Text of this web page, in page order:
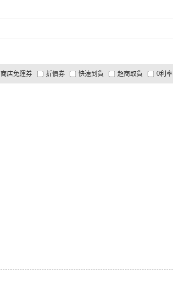
折價券
有影片
商品有量 電視購物
快速到貨 超商取貨
大家電快配
商店免運券 0利率